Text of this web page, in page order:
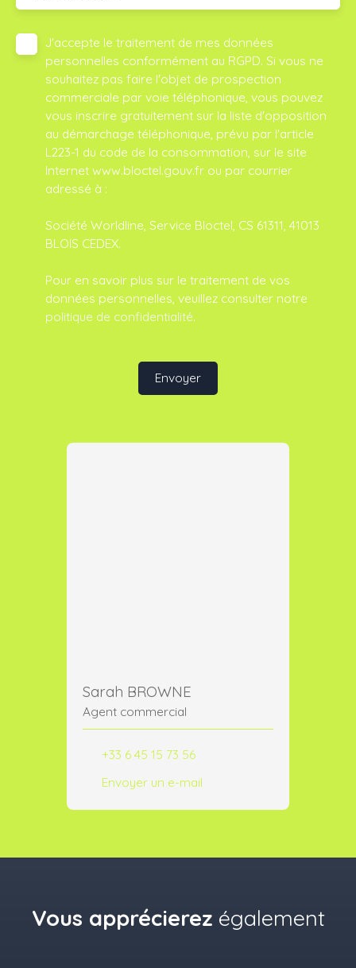
J'accepte le traitement de mes données
personnelles conformément au RGPD. Si vous ne
souhaitez pas faire l'objet de prospection
commerciale par voie téléphonique, vous pouvez
vous inscrire gratuitement sur la liste d'opposition
au démarchage téléphonique, prévu par l'article
L223-1 du code de la consommation, sur le site
Internet www.bloctel.gouv.fr ou par courrier
adressé à :
Société Worldline, Service Bloctel, CS 61311, 41013
BLOIS CEDEX.
Pour en savoir plus sur le traitement de vos
données personnelles, veuillez consulter notre
politique de confidentialité.
Envoyer
Sarah BROWNE
Agent commercial
+33 6 45 15 73 56
Envoyer un e-mail
Vous apprécierez également